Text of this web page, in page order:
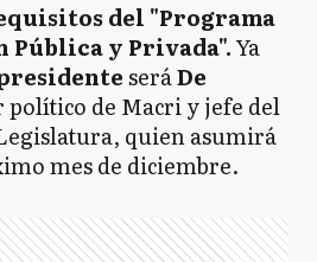
del "Programa
y Privada".Ya
seráDe
de Macri y jefe del
quien asumirá
mes de diciembre.